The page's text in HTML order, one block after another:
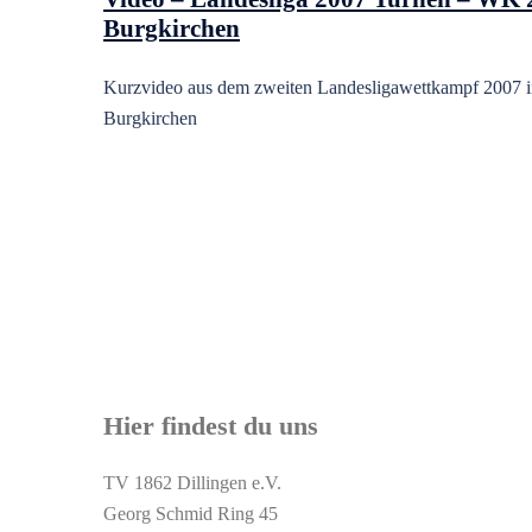
Burgkirchen
Kurzvideo aus dem zweiten Landesligawettkampf 2007
Burgkirchen
Hier findest du uns
TV 1862 Dillingen e.V.
Georg Schmid Ring 45